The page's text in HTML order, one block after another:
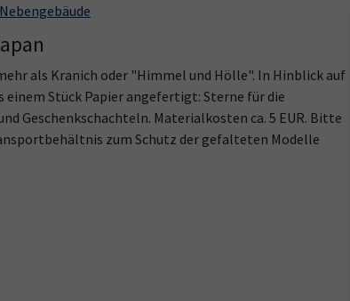
als Kranich oder "Himmel und Hölle". In Hinblick auf
Stück Papier angefertigt: Sterne für die
Geschenkschachteln. Materialkosten ca. 5 EUR. Bitte
zum Schutz der gefalteten Modelle